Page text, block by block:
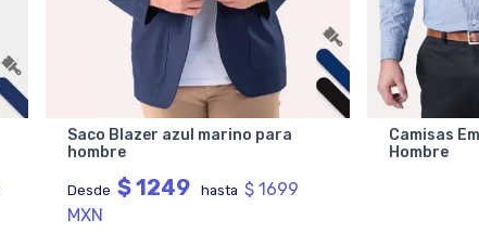
Saco Blazer azul marino para
hombre
Desde $ 1249 hasta $ 1699
MXN
Camisas
Hombre